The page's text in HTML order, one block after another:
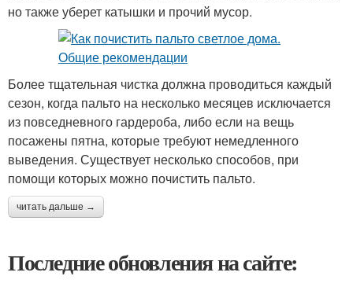
но также уберет катышки и прочий мусор.
Более тщательная чистка должна проводиться каждый
сезон, когда пальто на несколько месяцев исключается
из повседневного гардероба, либо если на вещь
посажены пятна, которые требуют немедленного
выведения. Существует несколько способов, при
помощи которых можно почистить пальто.
читать дальше →
Последние обновления на сайте: